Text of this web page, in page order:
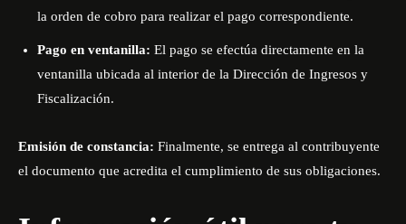
la orden de cobro para realizar el pago correspondiente.
Pago en ventanilla: El pago se efectúa directamente en la
ventanilla ubicada al interior de la Dirección de Ingresos y
Fiscalización.
Emisión de constancia: Finalmente, se entrega al contribuyente
el documento que acredita el cumplimiento de sus obligaciones.